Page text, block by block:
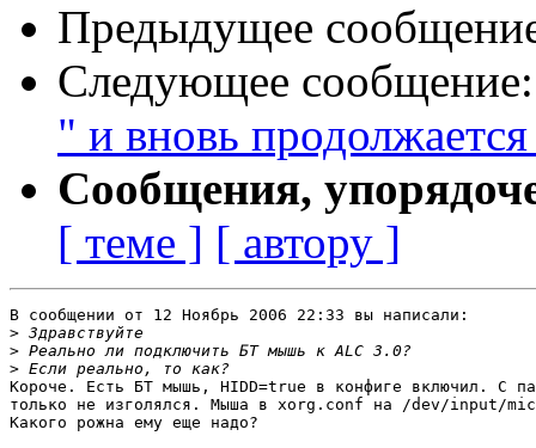
Предыдущее
Следующее
" и вновь
Сообщения,
[ теме ] [ автору ]
В сообщении от 12 Ноябрь 2006 22:33 вы написали:
>
>
>
Короче. Есть БТ мышь, HIDD=true в конфиге включил. С
только не изголялся. Мыша в xorg.conf на /dev/input/
Какого рожна ему еще надо?